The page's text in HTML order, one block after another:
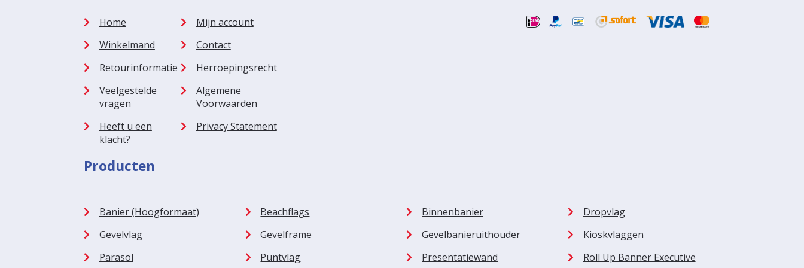
Home
Mijn account
Winkelmand
Contact
Retourinformatie
Herroepingsrecht
Veelgestelde
vragen
Algemene
Voorwaarden
Heeft u een
klacht?
Privacy Statement
Producten
Banier (Hoogformaat) Beachflags Binnenbanier
Dropvlag
Gevelvlag
Gevelframe Gevelbanieruithouder
Kioskvlaggen
Parasol
Puntvlag Presentatiewand Roll Up Banner Executive